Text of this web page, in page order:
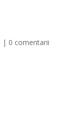
| 0 comentarii